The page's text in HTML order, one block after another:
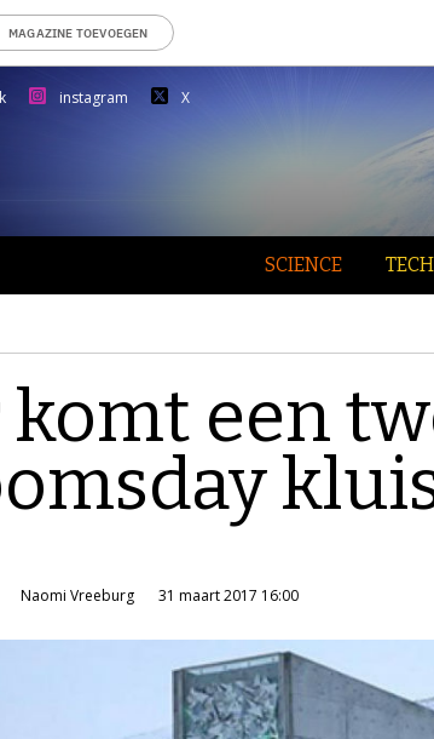
MAGAZINE TOEVOEGEN
instagram X
SCIENCE TECH
komt een
Naomi Vreeburg 31 maart 2017 16:00